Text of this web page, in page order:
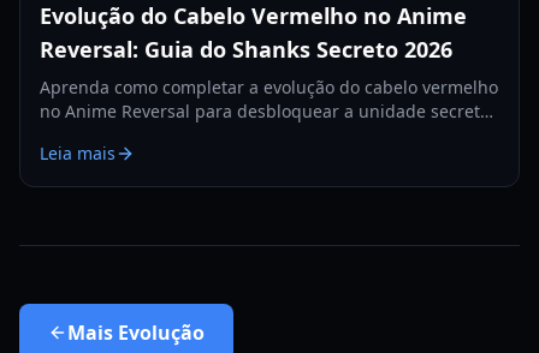
Evolução do Cabelo Vermelho no Anime
Reversal: Guia do Shanks Secreto 2026
Aprenda como completar a evolução do cabelo vermelho
no Anime Reversal para desbloquear a unidade secreta
de crafting e exibição de habilidades.
Leia mais
Mais Evolução